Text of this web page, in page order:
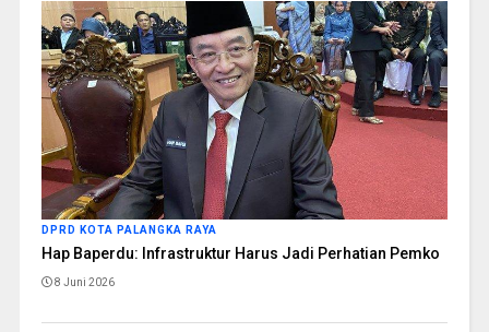
DPRD KOTA PALANGKA RAYA
Hap Baperdu: Infrastruktur Harus Jadi Perhatian Pemko
8 Juni 2026